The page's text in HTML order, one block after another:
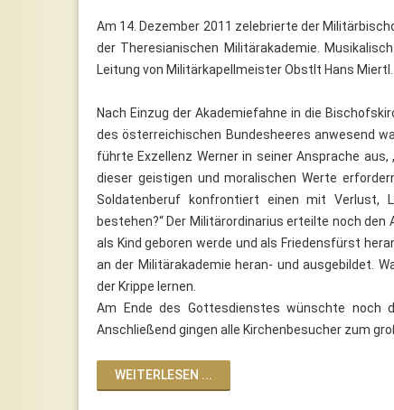
Am 14. Dezember 2011 zelebrierte der
der Theresianischen Militärakademie.
Leitung von Militärkapellmeister Obstlt Hans Miertl.
Nach Einzug der Akademiefahne in die
des österreichischen Bundesheeres anwesend
führte Exzellenz Werner in seiner Ansprache
dieser geistigen und moralischen Werte
Soldatenberuf konfrontiert einen mit Verlust,
bestehen?“ Der Militärordinarius erteilte noch
als Kind geboren werde und als Friedensfürst
an der Militärakademie heran- und ausgebildet.
der Krippe lernen.
Am Ende des Gottesdienstes wünschte noch
Anschließend gingen alle Kirchenbesucher zum
WEITERLESEN ...